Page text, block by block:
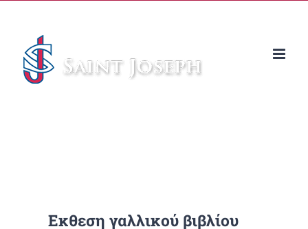
περιεχόμενο
Εκθεση γαλλικού βιβλίου